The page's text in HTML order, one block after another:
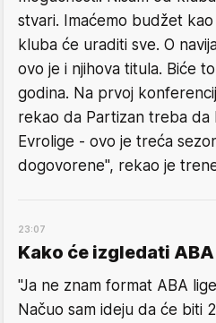
stvari. Imaćemo budžet
kluba će uraditi sve. O
ovo je i njihova titula. Biće
godina. Na prvoj
rekao da Partizan treba da
Evrolige - ovo je treća
dogovorene", rekao je
23:07
Kako će izgledati
"Ja ne znam format ABA
Načuo sam ideju da će biti